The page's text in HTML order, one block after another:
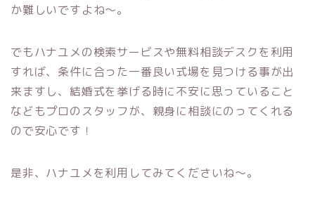
か難しいですよね～。
でもハナユメの検索サービスや無料相談デスクを利用
すれば、 条件に合った一番良い式場を見つける事が出
来ますし、 結婚式を挙げる時に不安に思っていること
などもプロのスタッフが、親身に相談にのってくれる
ので安心です！
是非、ハナユメを利用してみてくださいね～。